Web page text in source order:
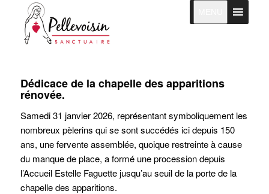
Dédicace de la chapelle des apparitions
rénovée.
Samedi 31 janvier 2026, représentant symboliquement les
nombreux pèlerins qui se sont succédés ici depuis 150
ans, une fervente assemblée, quoique restreinte à cause
du manque de place, a formé une procession depuis
l’Accueil Estelle Faguette jusqu’au seuil de la porte de la
chapelle des apparitions.